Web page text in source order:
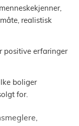
realistisk
positive erfaringer
boliger
for.